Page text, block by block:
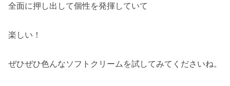
全面に押し出して個性を発揮していて
楽しい！
ぜひぜひ色んなソフトクリームを試してみてくださいね。